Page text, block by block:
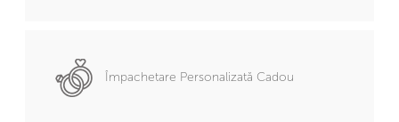
Împachetare Personalizată Cadou